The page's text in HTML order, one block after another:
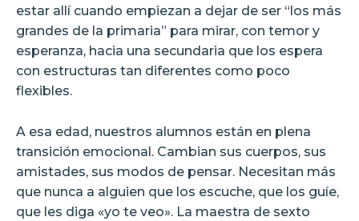
estar allí cuando empiezan a dejar de ser “los más
grandes de la primaria” para mirar, con temor y
esperanza, hacia una secundaria que los espera
con estructuras tan diferentes como poco
flexibles.
A esa edad, nuestros alumnos están en plena
transición emocional. Cambian sus cuerpos, sus
amistades, sus modos de pensar. Necesitan más
que nunca a alguien que los escuche, que los guíe,
que les diga «yo te veo». La maestra de sexto